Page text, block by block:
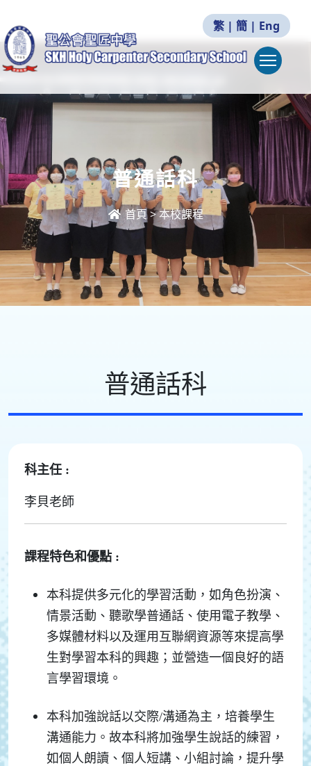
繁 | 簡 | Eng
普通話科
首頁>本校課程
普通話科
科主任 :
李貝老師
課程特色和優點 :
本科提供多元化的學習活動，如角色扮演、
情景活動、聽歌學普通話、使用電子教學、
多媒體材料以及運用互聯網資源等來提高學
生對學習本科的興趣；並營造一個良好的語
言學習環境。
本科加強說話以交際/溝通為主，培養學生
溝通能力。故本科將加強學生說話的練習，
如個人朗讀、個人短講、小組討論，提升學